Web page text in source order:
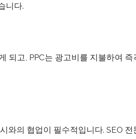
니다.
되고, PPC는 광고비를 지불하여
와의 협업이 필수적입니다. SEO